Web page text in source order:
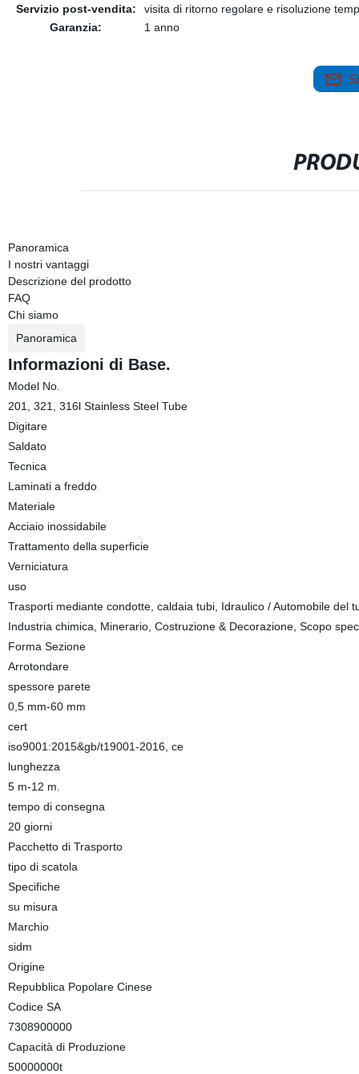
Servizio post-vendita:
visita di ritorno regolare e risoluzione
Garanzia:
1 anno
Panoramica
I nostri vantaggi
Descrizione del prodotto
FAQ
Chi siamo
Panoramica
Informazioni di Base.
Model No.
201, 321, 316l Stainless Steel Tube
Digitare
Saldato
Tecnica
Laminati a freddo
Materiale
Acciaio inossidabile
Trattamento della superficie
Verniciatura
uso
Trasporti mediante condotte, caldaia tubi, Idraulico / Automobile del
Industria chimica, Minerario, Costruzione & Decorazione, Scopo
Forma Sezione
Arrotondare
spessore parete
0,5 mm-60 mm
cert
iso9001:2015&gb/t19001-2016, ce
lunghezza
5 m-12 m.
tempo di consegna
20 giorni
Pacchetto di Trasporto
tipo di scatola
Specifiche
su misura
Marchio
sidm
Origine
Repubblica Popolare Cinese
Codice SA
7308900000
Capacità di Produzione
50000000t